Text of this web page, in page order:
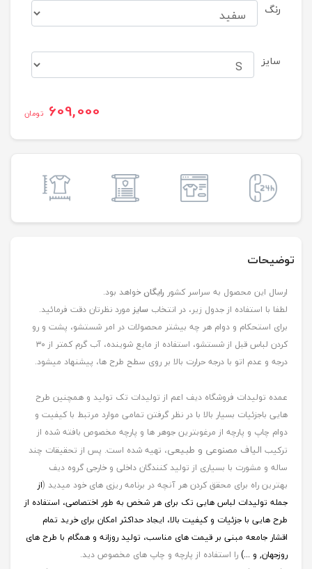
رنگ
سایز
609,000 تومان
توضیحات
ارسال این محصول به سراسر کشور رایگانخواهد بود.
لطفا با استفاده از جدول زیر، در انتخاب سایز مورد نظرتان دقت فرمائید.
برای استحکام و دوام هر چه بیشتر محصولات در امر شستشو، پشت و رو
کردن لباس قبل از شستشو، استفاده از مایع شوینده، آب گرم کمتر از ۳۰
درجه و عدم اتو با درجه حرارت بالا بر روی سطح طرح ها، پیشنهاد میشود.
عمده تولیدات فروشگاه دیف اعم از تولیدات تک تولید و همچنین طرح
هایی باجزئیات بسیار بالا با در نظر گرفتن تمامی موارد مرتبط با کیفیت و
دوام چاپ و پارچه از مرغوبترین جوهر ها و پارچه مخصوص بافته شده از
ترکیب الیاف مصنوعی و طبیعی، تهیه شده است. پس از تحقیقات چند
ساله و مشورت با بسیاری از تولید کنندگان داخلی و خارجی گروه دیف
بهترین راه برای محقق کردن هر آنچه در برنامه ریزی های خود میدید (از
جمله تولیدات لباس هایی تک برای هر شخص به طور اختصاصی، استفاده از
طرح هایی با جزئیات و کیفیت بالا، ایجاد حداکثر امکان برای خرید تمام
اقشار جامعه مبنی بر قیمت های مناسب، تولید روزانه و همگام با طرح های
روزجهان, و ...)را استفاده از پارچه و چاپ های مخصوص دید.